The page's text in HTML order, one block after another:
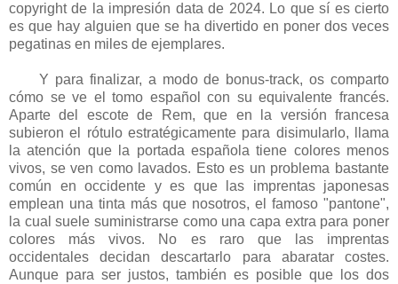
copyright de la impresión data de 2024. Lo que sí es cierto
es que hay alguien que se ha divertido en poner dos veces
pegatinas en miles de ejemplares.
Y para finalizar, a modo de bonus-track, os comparto
cómo se ve el tomo español con su equivalente francés.
Aparte del escote de Rem, que en la versión francesa
subieron el rótulo estratégicamente para disimularlo, llama
la atención que la portada española tiene colores menos
vivos, se ven como lavados. Esto es un problema bastante
común en occidente y es que las imprentas japonesas
emplean una tinta más que nosotros, el famoso "pantone",
la cual suele suministrarse como una capa extra para poner
colores más vivos. No es raro que las imprentas
occidentales decidan descartarlo para abaratar costes.
Aunque para ser justos, también es posible que los dos